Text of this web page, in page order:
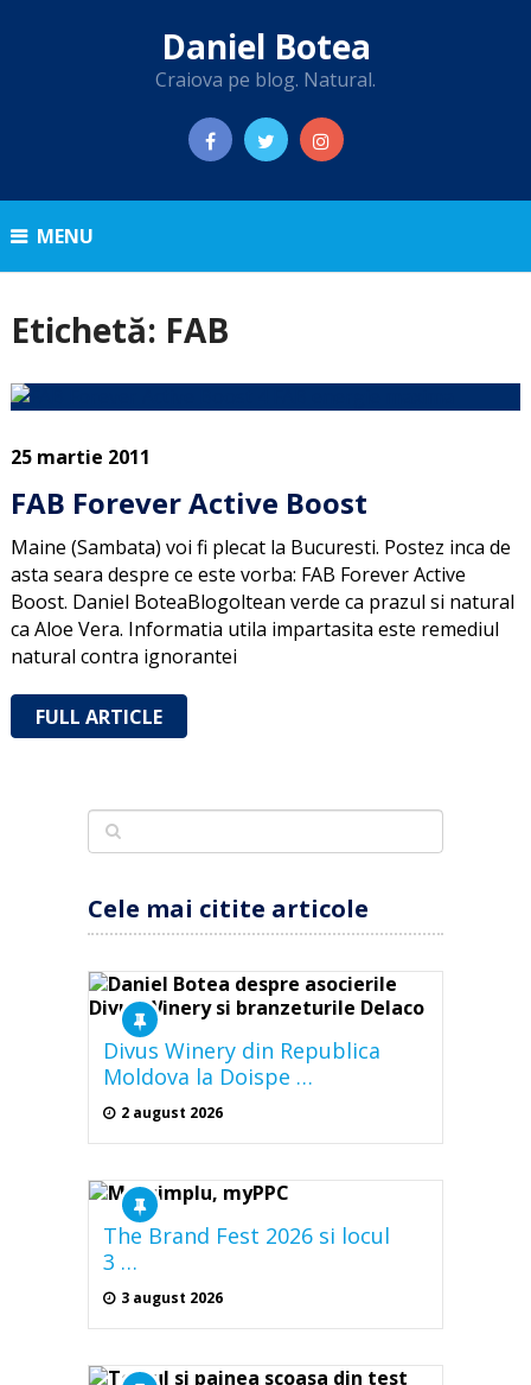
Daniel Botea
Craiova pe blog. Natural.
MENU
Etichetă: FAB
25 martie 2011
FAB Forever Active Boost
Maine (Sambata) voi fi plecat la Bucuresti. Postez inca de
asta seara despre ce este vorba: FAB Forever Active
Boost. Daniel BoteaBlogoltean verde ca prazul si natural
ca Aloe Vera. Informatia utila impartasita este remediul
natural contra ignorantei
FULL ARTICLE
Cele mai citite articole
Divus Winery din Republica
Moldova la Doispe …
2 august 2026
The Brand Fest 2026 si locul
3 …
3 august 2026